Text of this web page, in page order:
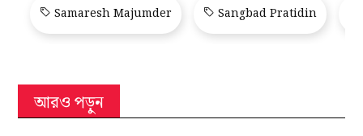
Samaresh Majumder Sangbad Pratidin
আরও পড়ুন